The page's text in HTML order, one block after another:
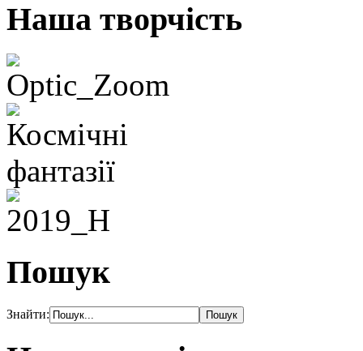
Наша творчість
Пошук
Знайти: